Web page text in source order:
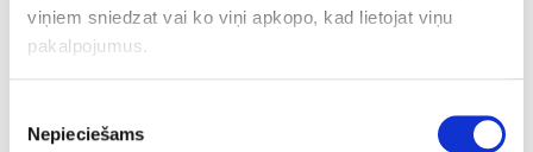
viņiem sniedzat vai ko viņi apkopo, kad lietojat viņu
pakalpojumus.
izvēle
Nepieciešams
Produkta patēriņš ir ļoti atkarīgs no koksnes īpašībām. Visa
informācija attiecas uz gludām un ēvelētām/zāģētām virsmām.
iepakojumi.